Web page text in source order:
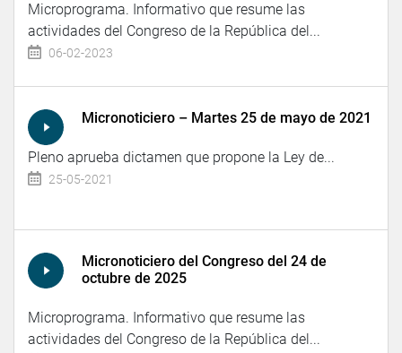
Microprograma. Informativo que resume las
actividades del Congreso de la República del...
06-02-2023
Micronoticiero – Martes 25 de mayo de 2021
Pleno aprueba dictamen que propone la Ley de...
25-05-2021
Micronoticiero del Congreso del 24 de
octubre de 2025
Microprograma. Informativo que resume las
actividades del Congreso de la República del...